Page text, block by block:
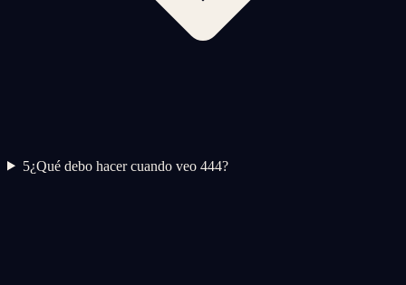
5¿Qué debo hacer cuando veo 444?